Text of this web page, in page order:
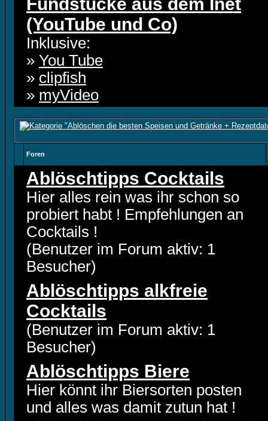
(YouTube und Co)
Inklusive:
» You Tube
» clipfish
» myVideo
Foren
Ablöschtipps Cocktails
Hier alles rein was ihr schon so
probiert habt ! Empfehlungen an
Cocktails !
(Benutzer im Forum aktiv: 1
Besucher)
Ablöschtipps alkfreie
Cocktails
(Benutzer im Forum aktiv: 1
Besucher)
Ablöschtipps Biere
Hier könnt ihr Biersorten posten
und alles was damit zutun hat !